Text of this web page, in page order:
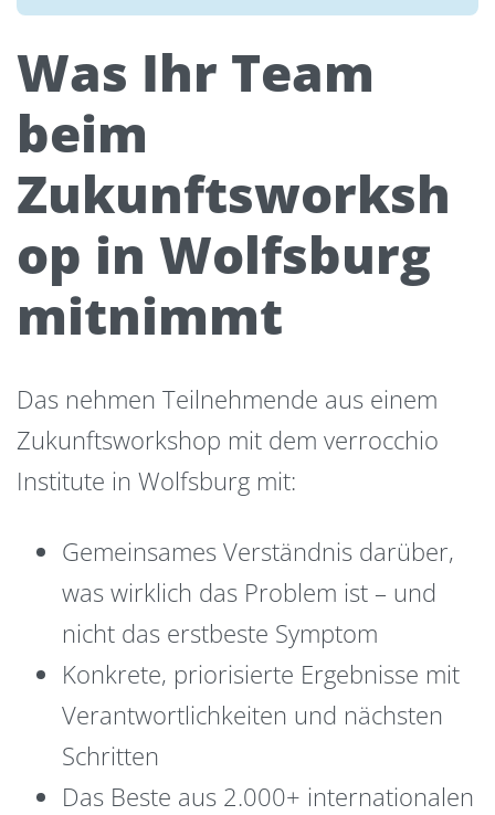
Was Ihr Team
beim
Zukunftsworksh
op in Wolfsburg
mitnimmt
Das nehmen Teilnehmende aus einem
Zukunftsworkshop mit dem verrocchio
Institute in Wolfsburg mit:
Gemeinsames Verständnis darüber,
was wirklich das Problem ist – und
nicht das erstbeste Symptom
Konkrete, priorisierte Ergebnisse mit
Verantwortlichkeiten und nächsten
Schritten
Das Beste aus 2.000+ internationalen